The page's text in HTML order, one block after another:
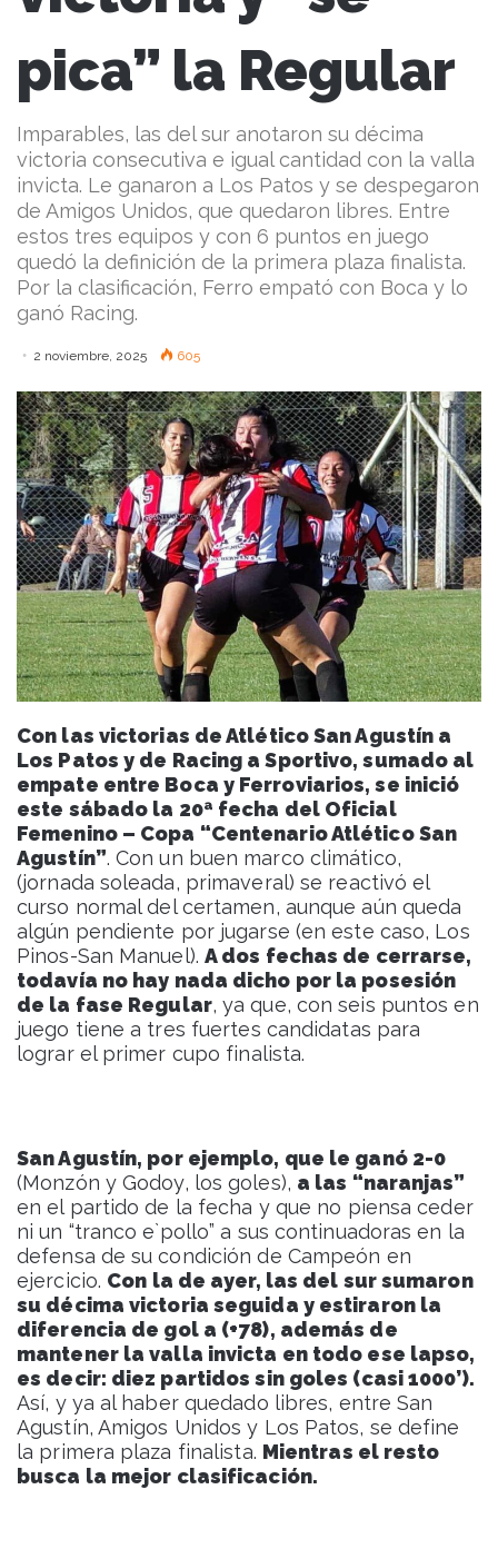
pica” la Regular
Imparables, las del sur anotaron su décima
victoria consecutiva e igual cantidad con la valla
invicta. Le ganaron a Los Patos y se despegaron
de Amigos Unidos, que quedaron libres. Entre
estos tres equipos y con 6 puntos en juego
quedó la definición de la primera plaza finalista.
Por la clasificación, Ferro empató con Boca y lo
ganó Racing.
2 noviembre, 2025 605
Con las victorias de Atlético San Agustín a
Los Patos y de Racing a Sportivo, sumado al
empate entre Boca y Ferroviarios, se inició
este sábado la 20ª fecha del Oficial
Femenino – Copa “Centenario Atlético San
Agustín”. Con un buen marco climático,
(jornada soleada, primaveral) se reactivó el
curso normal del certamen, aunque aún queda
algún pendiente por jugarse (en este caso, Los
Pinos-San Manuel). A dos fechas de cerrarse,
todavía no hay nada dicho por la posesión
de la fase Regular, ya que, con seis puntos en
juego tiene a tres fuertes candidatas para
lograr el primer cupo finalista.
San Agustín, por ejemplo, que le ganó 2-0
(Monzón y Godoy, los goles), a las “naranjas”
en el partido de la fecha y que no piensa ceder
ni un “tranco e`pollo” a sus continuadoras en la
defensa de su condición de Campeón en
ejercicio. Con la de ayer, las del sur sumaron
su décima victoria seguida y estiraron la
diferencia de gol a (+78), además de
mantener la valla invicta en todo ese lapso,
es decir: diez partidos sin goles (casi 1000’).
Así, y ya al haber quedado libres, entre San
Agustín, Amigos Unidos y Los Patos, se define
la primera plaza finalista. Mientras el resto
busca la mejor clasificación.